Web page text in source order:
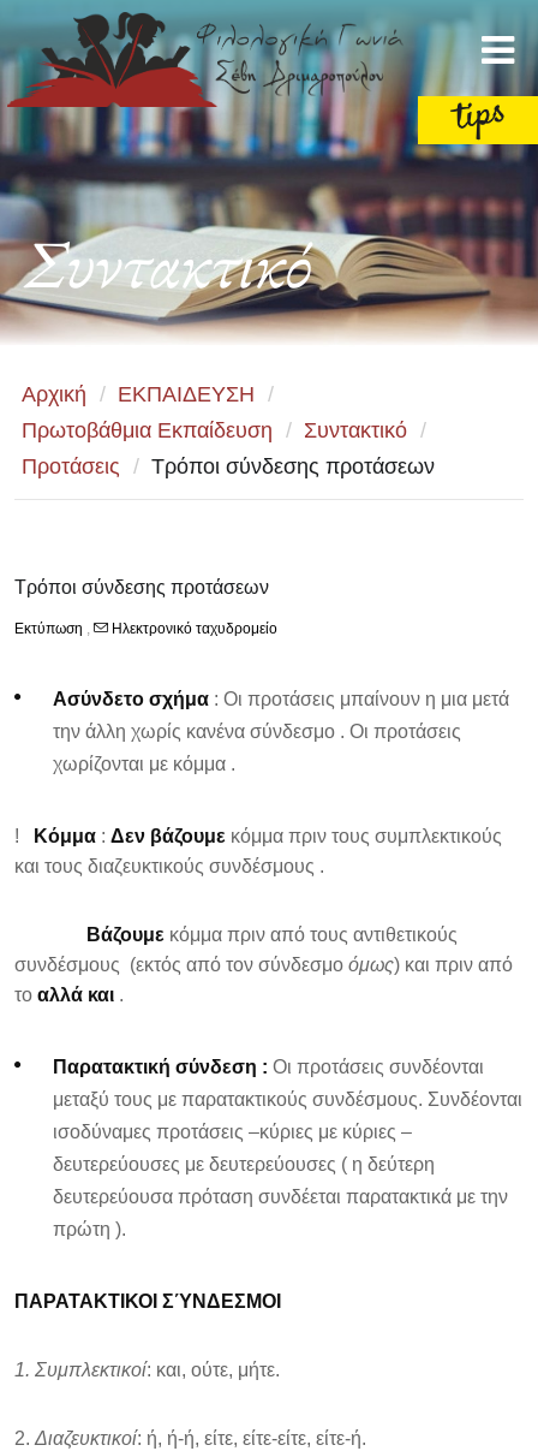
Συντακτικό
Αρχική / ΕΚΠΑΙΔΕΥΣΗ /
Πρωτοβάθμια Εκπαίδευση / Συντακτικό /
Προτάσεις / Τρόποι σύνδεσης προτάσεων
Τρόποι σύνδεσης προτάσεων
Εκτύπωση , Ηλεκτρονικό ταχυδρομείο
Ασύνδετο σχήμα : Οι προτάσεις μπαίνουν η μια μετά
την άλλη χωρίς κανένα σύνδεσμο . Οι προτάσεις
χωρίζονται με κόμμα .
! Κόμμα : Δεν βάζουμε κόμμα πριν τους συμπλεκτικούς
και τους διαζευκτικούς συνδέσμους .
Βάζουμε κόμμα πριν από τους αντιθετικούς
συνδέσμους (εκτός από τον σύνδεσμο όμως) και πριν από
το αλλά και .
Παρατακτική σύνδεση : Οι προτάσεις συνδέονται
μεταξύ τους με παρατακτικούς συνδέσμους. Συνδέονται
ισοδύναμες προτάσεις –κύριες με κύριες –
δευτερεύουσες με δευτερεύουσες ( η δεύτερη
δευτερεύουσα πρόταση συνδέεται παρατακτικά με την
πρώτη ).
ΠΑΡΑΤΑΚΤΙΚΟΙ ΣΎΝΔΕΣΜΟΙ
1. Συμπλεκτικοί: και, ούτε, μήτε.
2. Διαζευκτικοί: ή, ή-ή, είτε, είτε-είτε, είτε-ή.